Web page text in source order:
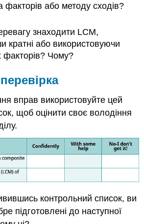
факторів або методу сходів?
знаходити LCM,
кратні або використовуючи
факторів? Чому?
вправ використовуйте цей
щоб оцінити своє володіння
контрольний список, ви
підготовлені до наступної